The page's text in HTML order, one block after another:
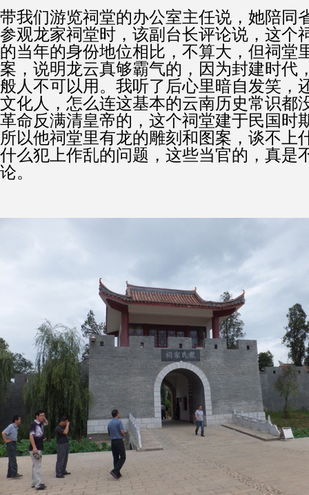
带我们游览祠堂的办公室主任说，她陪同
参观龙家祠堂时，该副台长评论说，这个
的当年的身份地位相比，不算大，但祠堂
案，说明龙云真够霸气的，因为封建时代
般人不可以用。我听了后心里暗自发笑，
文化人，怎么连这基本的云南历史常识都
革命反满清皇帝的，这个祠堂建于民国时
所以他祠堂里有龙的雕刻和图案，谈不上
什么犯上作乱的问题，这些当官的，真是
论。